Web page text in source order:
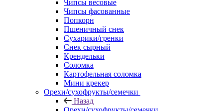
Чипсы весовые
Чипсы фасованные
Попкорн
Пшеничный снек
Сухарики/гренки
Снек сырный
Крендельки
Соломка
Картофельная соломка
Мини крекер
Орехи/сухофрукты/семечки
Назад